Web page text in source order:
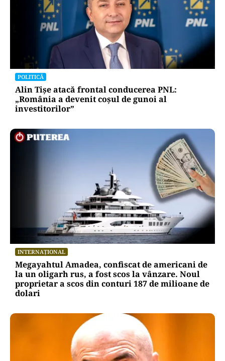
POLITICĂ
Alin Tișe atacă frontal conducerea PNL:
„România a devenit coșul de gunoi al
investitorilor”
INTERNAȚIONAL
Megayahtul Amadea, confiscat de americani de
la un oligarh rus, a fost scos la vânzare. Noul
proprietar a scos din conturi 187 de milioane de
dolari